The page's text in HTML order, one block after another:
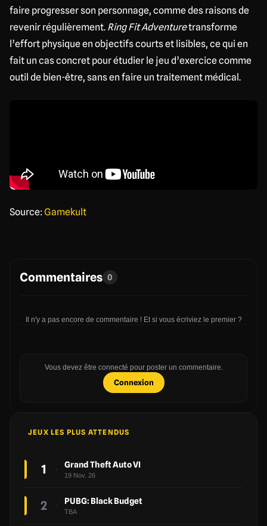
faire progresser son personnage, comme des raisons de
revenir régulièrement. Ring Fit Adventuretransforme
l’effort physique en objectifs courts et lisibles, ce qui en
fait un cas concret pour étudier le jeu d’exercice comme
outil de bien-être, sans en faire un traitement médical.
Source:Gamekult
Commentaires 0
Il n'y a pas encore de commentaire ! Et si vous écriviez le premier ?
Vous devez être connecté pour poster un commentaire.
Connexion
JEUX LES PLUS ATTENDUS
1 Grand Theft Auto VI
19 Nov. 26
2 PUBG: Black Budget
TBA